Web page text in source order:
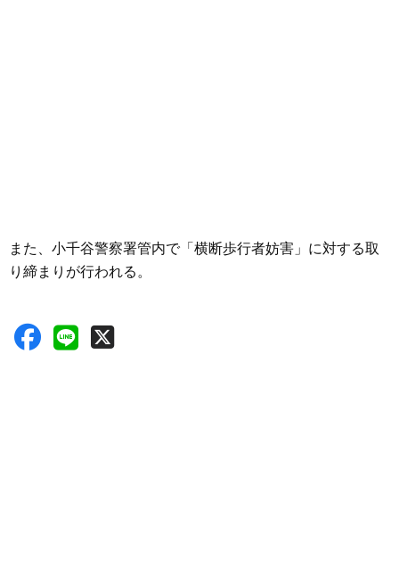
また、小千谷警察署管内で「横断歩行者妨害」に対する取
り締まりが行われる。